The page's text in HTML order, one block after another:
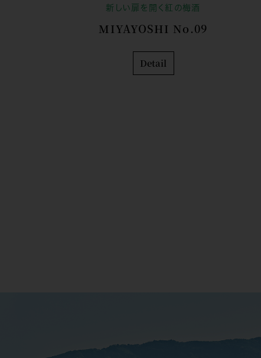
新しい扉を開く紅の梅酒
MIYAYOSHI No.09
Detail